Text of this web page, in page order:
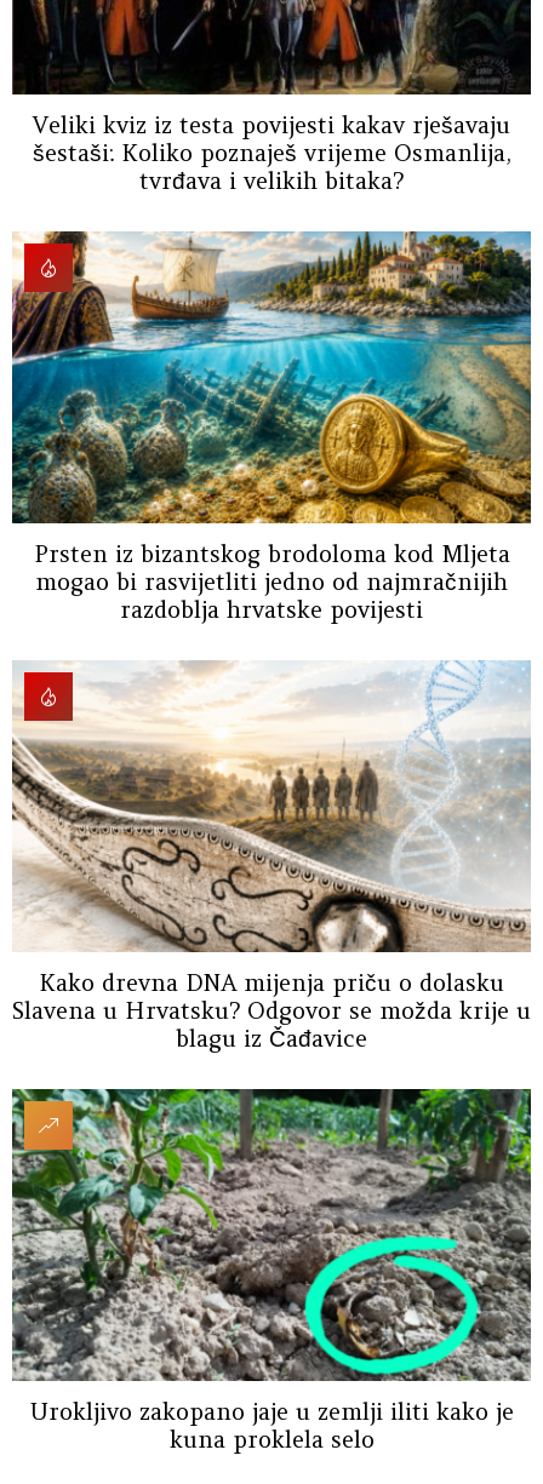
Veliki kviz iz testa povijesti kakav rješavaju
šestaši: Koliko poznaješ vrijeme Osmanlija,
tvrđava i velikih bitaka?
Prsten iz bizantskog brodoloma kod Mljeta
mogao bi rasvijetliti jedno od najmračnijih
razdoblja hrvatske povijesti
Kako drevna DNA mijenja priču o dolasku
Slavena u Hrvatsku? Odgovor se možda krije u
blagu iz Čađavice
Urokljivo zakopano jaje u zemlji iliti kako je
kuna proklela selo